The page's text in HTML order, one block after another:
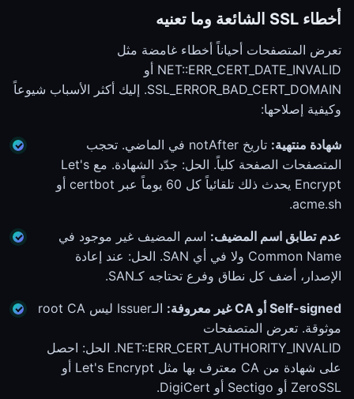
أخطاء SSL الشائعة وما تعنيه
تعرض المتصفحات أحياناً أخطاء غامضة مثل
NET::ERR_CERT_DATE_INVALID أو
SSL_ERROR_BAD_CERT_DOMAIN. إليك أكثر الأسباب شيوعاً
وكيفية إصلاحها:
شهادة منتهية:
تاريخ notAfter في الماضي. تحجب
المتصفحات الصفحة كلياً. الحل: جدّد الشهادة. مع Let's
Encrypt يحدث ذلك تلقائياً كل 60 يوماً عبر certbot أو
acme.sh.
عدم تطابق اسم المضيف: اسم المضيف غير موجود في
Common Name ولا في أي SAN. الحل: عند إعادة
الإصدار، أضف كل نطاق وفرع تحتاجه كـSAN.
Self-signed أو CA غير معروفة:
الـIssuer ليس root CA
موثوقة. تعرض المتصفحات
NET::ERR_CERT_AUTHORITY_INVALID. الحل: احصل
على شهادة من CA معترف بها مثل Let's Encrypt أو
ZeroSSL أو Sectigo أو DigiCert.